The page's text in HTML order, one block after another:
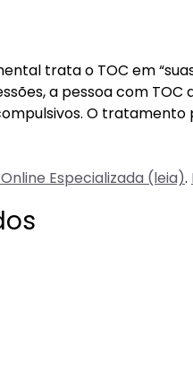
trata o TOC em
a pessoa com
O
Especializada (leia).